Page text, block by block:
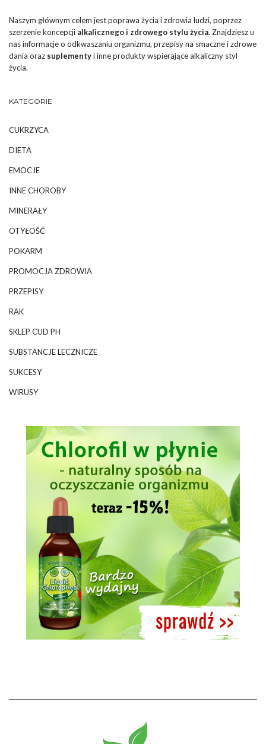
Naszym głównym celem jest poprawa życia i zdrowia ludzi, poprzez
szerzenie koncepcji alkalicznego i zdrowego stylu życia. Znajdziesz u
nas informacje o odkwaszaniu organizmu, przepisy na smaczne i zdrowe
dania oraz suplementyi inne produkty wspierające alkaliczny styl
życia.
KATEGORIE
CUKRZYCA
DIETA
EMOCJE
INNE CHOROBY
MINERAŁY
OTYŁOŚĆ
POKARM
PROMOCJA ZDROWIA
PRZEPISY
RAK
SKLEP CUD PH
SUBSTANCJE LECZNICZE
SUKCESY
WIRUSY